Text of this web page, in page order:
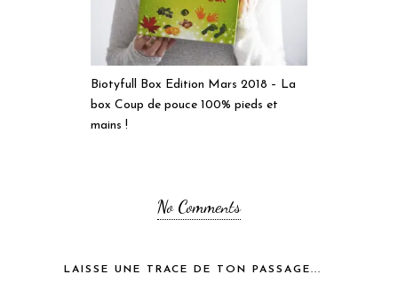
Biotyfull Box Edition Mars 2018 – La
box Coup de pouce 100% pieds et
mains !
No Comments
LAISSE UNE TRACE DE TON PASSAGE...